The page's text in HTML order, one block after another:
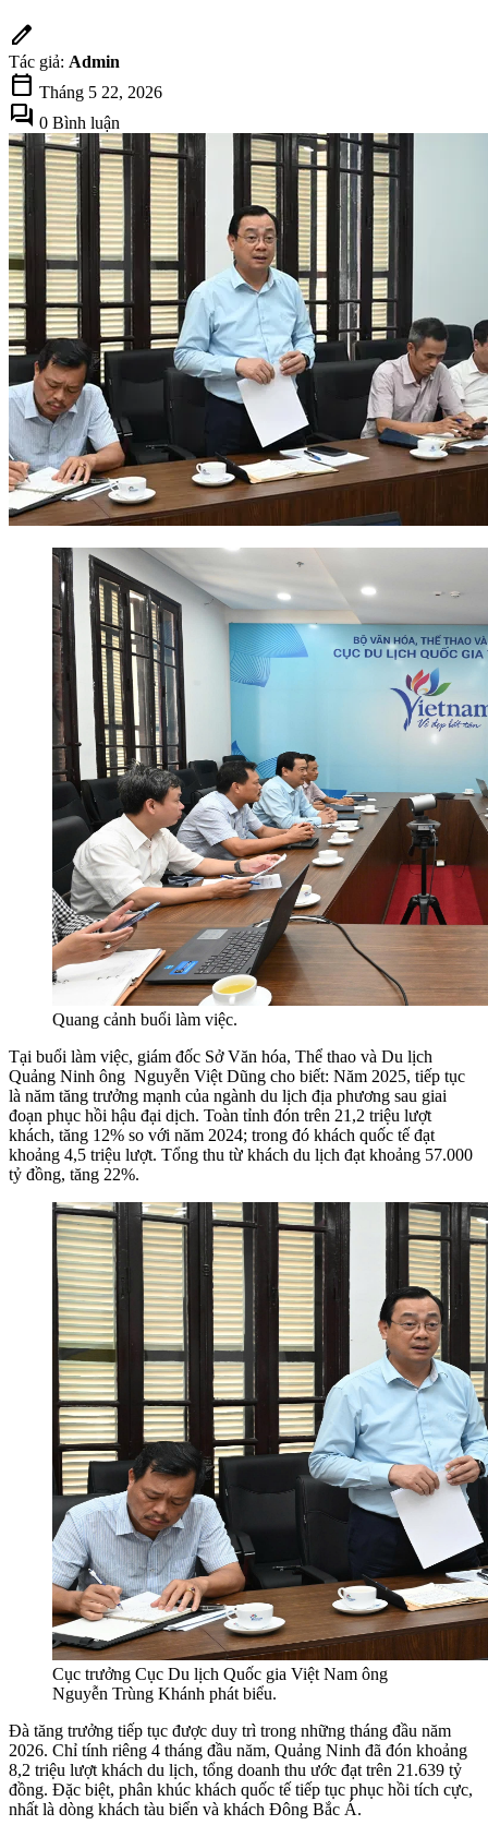
edit
Tác giả: Admin
calendar_today Tháng 5 22, 2026
forum 0 Bình luận
Quang cảnh buổi làm việc.
Tại buổi làm việc, giám đốc Sở Văn hóa, Thể thao và Du lịch
Quảng Ninh ông Nguyễn Việt Dũng cho biết: Năm 2025, tiếp tục
là năm tăng trưởng mạnh của ngành du lịch địa phương sau giai
đoạn phục hồi hậu đại dịch. Toàn tỉnh đón trên 21,2 triệu lượt
khách, tăng 12% so với năm 2024; trong đó khách quốc tế đạt
khoảng 4,5 triệu lượt. Tổng thu từ khách du lịch đạt khoảng 57.000
tỷ đồng, tăng 22%.
Cục trưởng Cục Du lịch Quốc gia Việt Nam ông
Nguyễn Trùng Khánh phát biểu.
Đà tăng trưởng tiếp tục được duy trì trong những tháng đầu năm
2026. Chỉ tính riêng 4 tháng đầu năm, Quảng Ninh đã đón khoảng
8,2 triệu lượt khách du lịch, tổng doanh thu ước đạt trên 21.639 tỷ
đồng. Đặc biệt, phân khúc khách quốc tế tiếp tục phục hồi tích cực,
nhất là dòng khách tàu biển và khách Đông Bắc Á.